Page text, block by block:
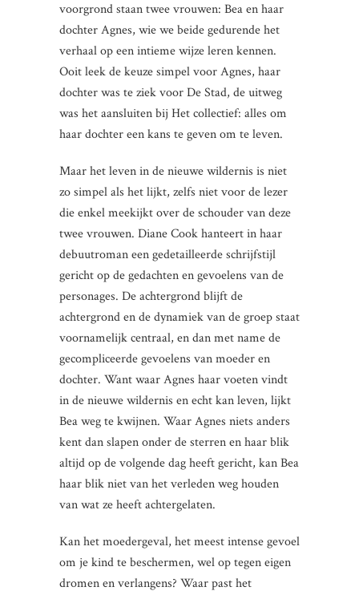
voorgrond staan twee vrouwen: Bea en haar
dochter Agnes, wie we beide gedurende het
verhaal op een intieme wijze leren kennen.
Ooit leek de keuze simpel voor Agnes, haar
dochter was te ziek voor De Stad, de uitweg
was het aansluiten bij Het collectief: alles om
haar dochter een kans te geven om te leven.
Maar het leven in de nieuwe wildernis is niet
zo simpel als het lijkt, zelfs niet voor de lezer
die enkel meekijkt over de schouder van deze
twee vrouwen. Diane Cook hanteert in haar
debuutroman een gedetailleerde schrijfstijl
gericht op de gedachten en gevoelens van de
personages. De achtergrond blijft de
achtergrond en de dynamiek van de groep staat
voornamelijk centraal, en dan met name de
gecompliceerde gevoelens van moeder en
dochter. Want waar Agnes haar voeten vindt
in de nieuwe wildernis en echt kan leven, lijkt
Bea weg te kwijnen. Waar Agnes niets anders
kent dan slapen onder de sterren en haar blik
altijd op de volgende dag heeft gericht, kan Bea
haar blik niet van het verleden weg houden
van wat ze heeft achtergelaten.
Kan het moedergeval, het meest intense gevoel
om je kind te beschermen, wel op tegen eigen
dromen en verlangens? Waar past het